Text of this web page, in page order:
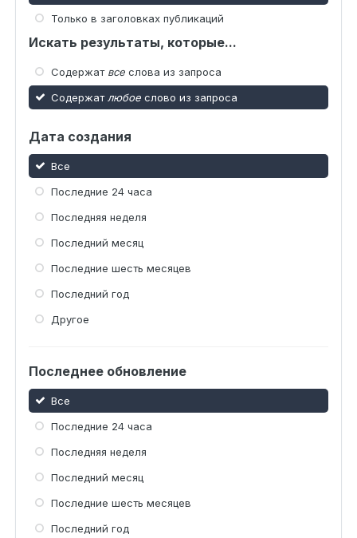
Только в заголовках публикаций
Искать результаты, которые...
Содержат все слова из запроса
Содержат любое слово из запроса
Дата создания
Все
Последние 24 часа
Последняя неделя
Последний месяц
Последние шесть месяцев
Последний год
Другое
Последнее обновление
Все
Последние 24 часа
Последняя неделя
Последний месяц
Последние шесть месяцев
Последний год